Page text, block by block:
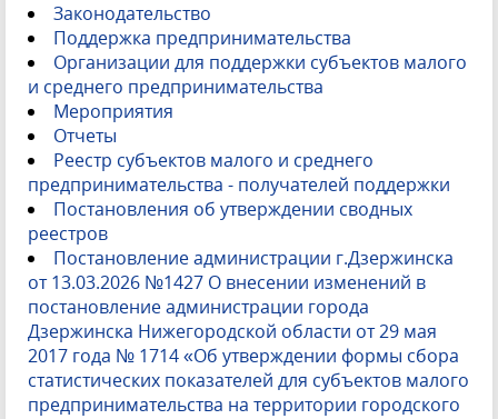
Законодательство
Поддержка предпринимательства
Организации для поддержки субъектов малого
и среднего предпринимательства
Мероприятия
Отчеты
Реестр субъектов малого и среднего
предпринимательства - получателей поддержки
Постановления об утверждении сводных
реестров
Постановление администрации г.Дзержинска
от 13.03.2026 №1427 О внесении изменений в
постановление администрации города
Дзержинска Нижегородской области от 29 мая
2017 года № 1714 «Об утверждении формы сбора
статистических показателей для субъектов малого
предпринимательства на территории городского